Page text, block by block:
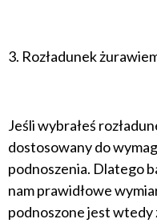
3. Rozładunek
Jeśli wybrałeś
dostosowany do
podnoszenia. Dlatego
nam prawidłowe
podnoszone jest wtedy